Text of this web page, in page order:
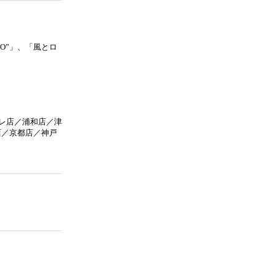
」、「風とロ
店／浦和店／津
京都店／神戸